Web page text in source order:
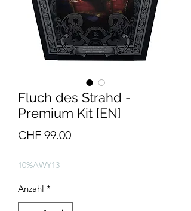
Fluch des Strahd -
Premium Kit [EN]
CHF 99.00Preis
10%AWY13
Anzahl *